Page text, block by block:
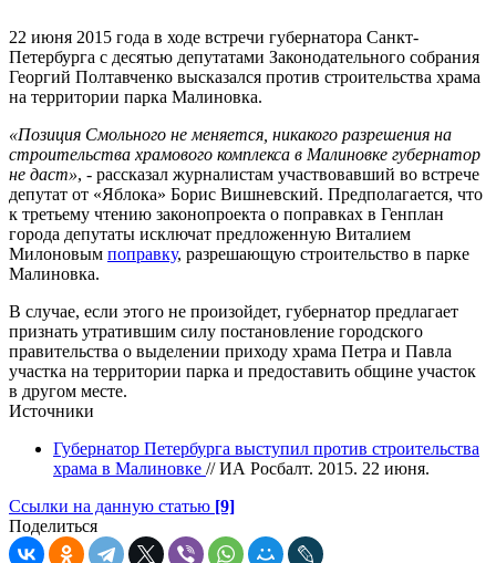
22 июня 2015 года в ходе встречи губернатора Санкт-
Петербурга с десятью депутатами Законодательного собрания
Георгий Полтавченко высказался против строительства храма
на территории парка Малиновка.
«Позиция Смольного не меняется, никакого разрешения на
строительства храмового комплекса в Малиновке губернатор
не даст», - рассказал журналистам участвовавший во встрече
депутат от «Яблока» Борис Вишневский. Предполагается, что
к третьему чтению законопроекта о поправках в Генплан
города депутаты исключат предложенную Виталием
Милоновым поправку, разрешающую строительство в парке
Малиновка.
В случае, если этого не произойдет, губернатор предлагает
признать утратившим силу постановление городского
правительства о выделении приходу храма Петра и Павла
участка на территории парка и предоставить общине участок
в другом месте.
Источники
Губернатор Петербурга выступил против строительства
храма в Малиновке // ИА Росбалт. 2015. 22 июня.
Ссылки на данную статью [9]
Поделиться